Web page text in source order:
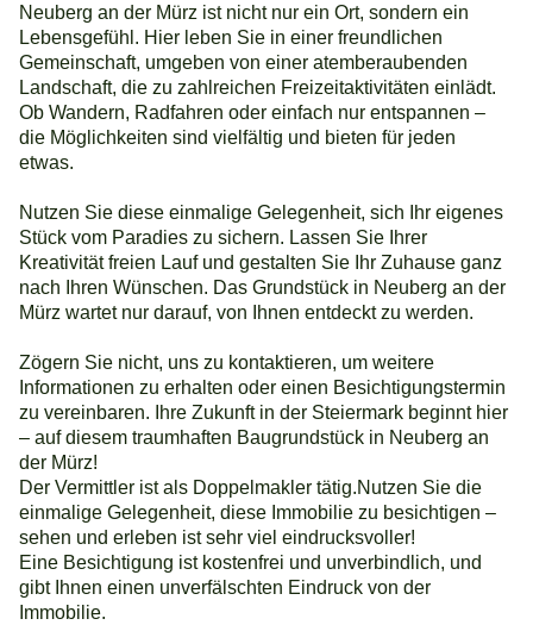
Neuberg an der Mürz ist nicht nur ein Ort, sondern ein
Lebensgefühl. Hier leben Sie in einer freundlichen
Gemeinschaft, umgeben von einer atemberaubenden
Landschaft, die zu zahlreichen Freizeitaktivitäten einlädt.
Ob Wandern, Radfahren oder einfach nur entspannen –
die Möglichkeiten sind vielfältig und bieten für jeden
etwas.
Nutzen Sie diese einmalige Gelegenheit, sich Ihr eigenes
Stück vom Paradies zu sichern. Lassen Sie Ihrer
Kreativität freien Lauf und gestalten Sie Ihr Zuhause ganz
nach Ihren Wünschen. Das Grundstück in Neuberg an der
Mürz wartet nur darauf, von Ihnen entdeckt zu werden.
Zögern Sie nicht, uns zu kontaktieren, um weitere
Informationen zu erhalten oder einen Besichtigungstermin
zu vereinbaren. Ihre Zukunft in der Steiermark beginnt hier
– auf diesem traumhaften Baugrundstück in Neuberg an
der Mürz!
Der Vermittler ist als Doppelmakler tätig.Nutzen Sie die
einmalige Gelegenheit, diese Immobilie zu besichtigen –
sehen und erleben ist sehr viel eindrucksvoller!
Eine Besichtigung ist kostenfrei und unverbindlich, und
gibt Ihnen einen unverfälschten Eindruck von der
Immobilie.